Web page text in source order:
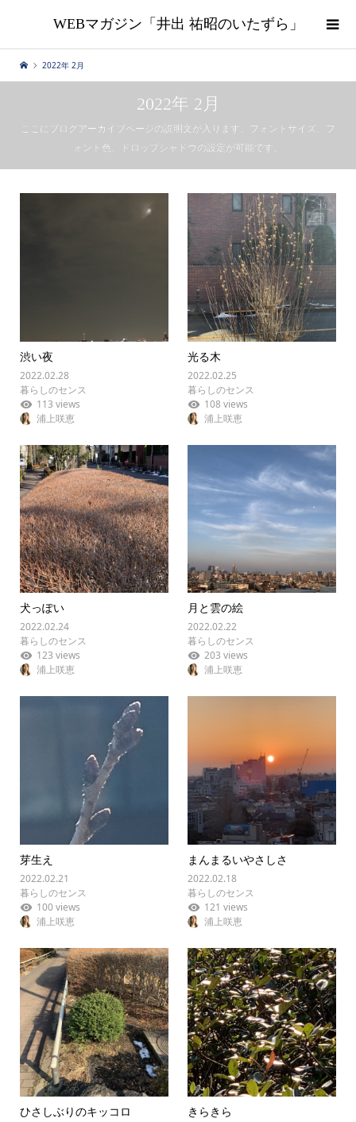
WEBマガジン「井出 祐昭のいたずら」
2022年 2月
2022年 2月
ここにブログアーカイブページの説明文が入ります。フォントサイズ、フ
ォント色、ドロップシャドウの設定が可能です。
渋い夜
2022.02.28
暮らしのセンス
113 views
浦上咲恵
光る木
2022.02.25
暮らしのセンス
108 views
浦上咲恵
犬っぽい
2022.02.24
暮らしのセンス
123 views
浦上咲恵
月と雲の絵
2022.02.22
暮らしのセンス
203 views
浦上咲恵
芽生え
2022.02.21
暮らしのセンス
100 views
浦上咲恵
まんまるいやさしさ
2022.02.18
暮らしのセンス
121 views
浦上咲恵
ひさしぶりのキッコロ きらきら